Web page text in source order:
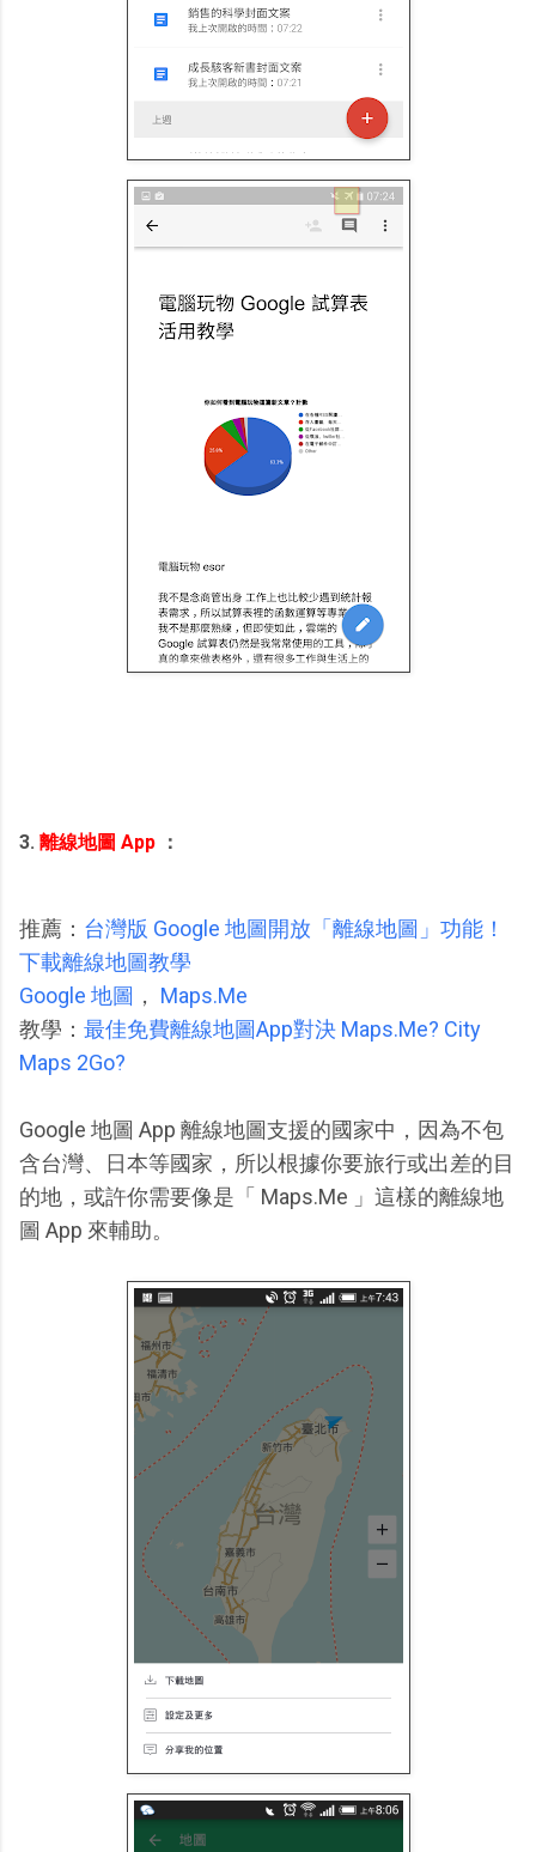
3. 離線地圖 App ：
推薦： 台灣版 Google 地圖開放「離線地圖」功能！
下載離線地圖教學
Google 地圖 ， Maps.Me
教學： 最佳免費離線地圖App對決 Maps.Me? City
Maps 2Go?
Google 地圖 App 離線地圖支援的國家中，因為不包
含台灣、日本等國家，所以根據你要旅行或出差的目
的地，或許你需要像是「 Maps.Me 」這樣的離線地
圖 App 來輔助。